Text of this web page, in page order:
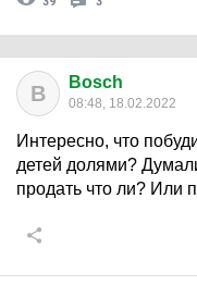
B Bosch
08:48, 18.02.2022
Интересно, что
детей долями?
продать что ли? Или